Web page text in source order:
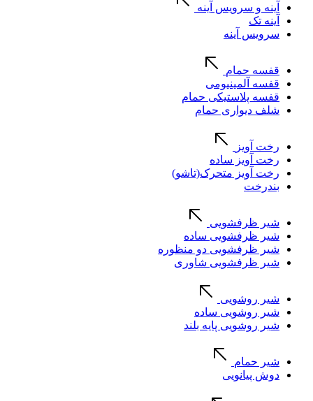
آینه و سرویس آینه
آینه تک
سرویس آینه
قفسه حمام
قفسه آلمینیومی
قفسه پلاستیکی حمام
شلف دیواری حمام
رخت آویز
رخت آویز ساده
رخت آویز متحرک(تاشو)
بندرخت
شیر ظرفشویی
شیر ظرفشویی ساده
شیر ظرفشویی دو منظوره
شیر ظرفشویی شاوری
شیر روشویی
شیر روشویی ساده
شیر روشویی پایه بلند
شیر حمام
دوش پیانویی